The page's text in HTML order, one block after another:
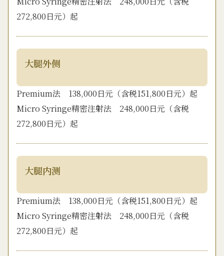
272,800日元）起
大腿外侧
Premium法 138,000日元（含税151,800日元）起
Micro Syringe精密注射法 248,000日元（含税
272,800日元）起
大腿内测
Premium法 138,000日元（含税151,800日元）起
Micro Syringe精密注射法 248,000日元（含税
272,800日元）起